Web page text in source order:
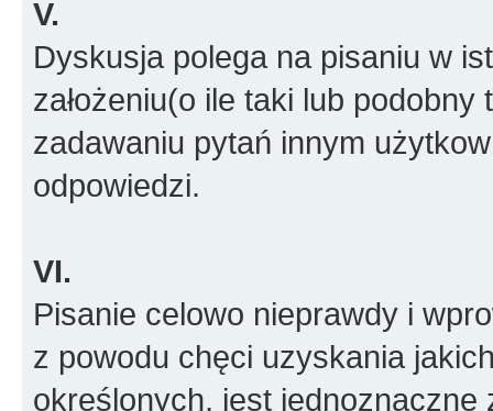
V.
Dyskusja polega na pisaniu w
założeniu(o ile taki lub
zadawaniu pytań innym
odpowiedzi.
VI.
Pisanie celowo nieprawdy i
z powodu chęci uzyskania
określonych, jest